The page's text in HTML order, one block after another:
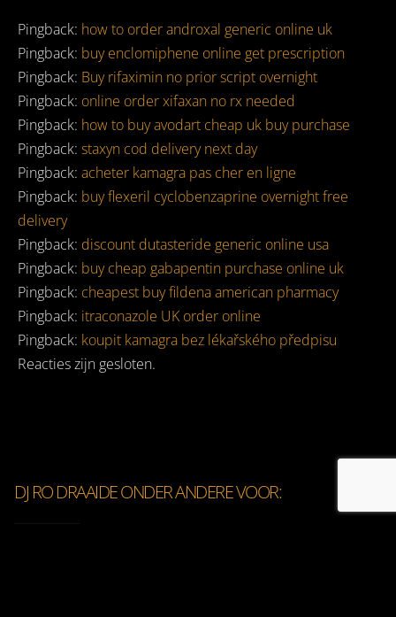
Pingback: how to order androxal generic online uk
Pingback: buy enclomiphene online get prescription
Pingback: Buy rifaximin no prior script overnight
Pingback: online order xifaxan no rx needed
Pingback: how to buy avodart cheap uk buy purchase
Pingback: staxyn cod delivery next day
Pingback: acheter kamagra pas cher en ligne
Pingback: buy flexeril cyclobenzaprine overnight free
delivery
Pingback: discount dutasteride generic online usa
Pingback: buy cheap gabapentin purchase online uk
Pingback: cheapest buy fildena american pharmacy
Pingback: itraconazole UK order online
Pingback: koupit kamagra bez lékařského předpisu
Reacties zijn gesloten.
DJ RO DRAAIDE ONDER ANDERE VOOR: